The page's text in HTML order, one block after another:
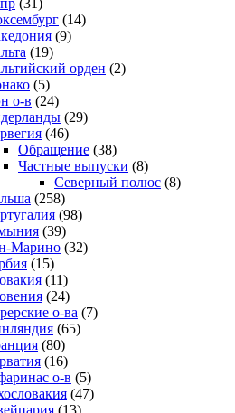
(14)
(9)
(19)
орден (2)
(5)
о-в (24)
(29)
(46)
Обращение (38)
Частные выпуски (8)
Северный полюс (8)
(258)
(98)
(39)
Марино (32)
(15)
(11)
(24)
о-ва (7)
(65)
(80)
(16)
о-в (5)
(47)
(13)